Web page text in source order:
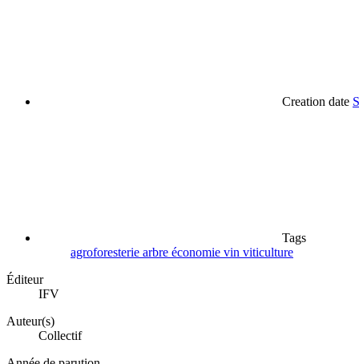
Creation date
Tags
agroforesterie arbre économie vin viticulture
Éditeur
IFV
Auteur(s)
Collectif